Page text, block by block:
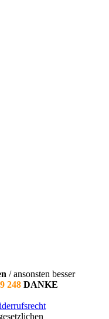
/ ansonsten besser
248 DANKE